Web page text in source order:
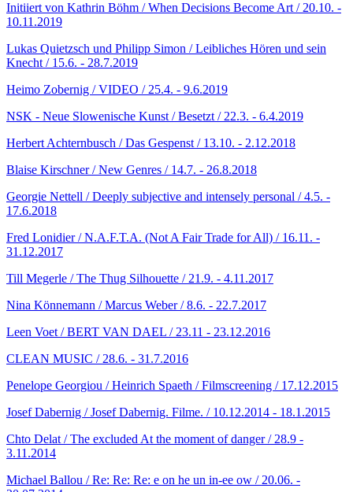
Initiiert von Kathrin Böhm / When Decisions Become Art / 20.10. -
10.11.2019
Lukas Quietzsch und Philipp Simon / Leibliches Hören und sein
Knecht / 15.6. - 28.7.2019
Heimo Zobernig / VIDEO / 25.4. - 9.6.2019
NSK - Neue Slowenische Kunst / Besetzt / 22.3. - 6.4.2019
Herbert Achternbusch / Das Gespenst / 13.10. - 2.12.2018
Blaise Kirschner / New Genres / 14.7. - 26.8.2018
Georgie Nettell / Deeply subjective and intensely personal / 4.5. -
17.6.2018
Fred Lonidier / N.A.F.T.A. (Not A Fair Trade for All) / 16.11. -
31.12.2017
Till Megerle / The Thug Silhouette / 21.9. - 4.11.2017
Nina Könnemann / Marcus Weber / 8.6. - 22.7.2017
Leen Voet / BERT VAN DAEL / 23.11 - 23.12.2016
CLEAN MUSIC / 28.6. - 31.7.2016
Penelope Georgiou / Heinrich Spaeth / Filmscreening / 17.12.2015
Josef Dabernig / Josef Dabernig. Filme. / 10.12.2014 - 18.1.2015
Chto Delat / The excluded At the moment of danger / 28.9 -
3.11.2014
Michael Ballou / Re: Re: Re: e on he un in-ee ow / 20.06. -